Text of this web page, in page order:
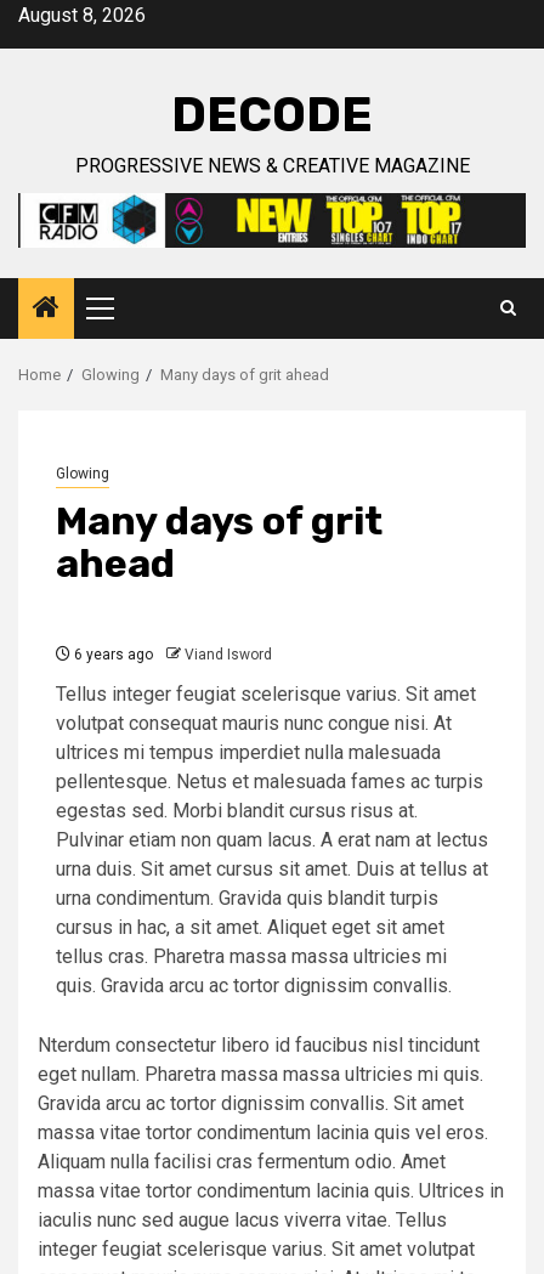
SkipAugust 8, 2026
DECODE
PROGRESSIVE NEWS & CREATIVE MAGAZINE
Primary
Menu
Home Glowing Many days of grit ahead
Glowing
Many days of grit
ahead
6 years ago Viand Isword
Tellus integer feugiat scelerisque varius. Sit amet
volutpat consequat mauris nunc congue nisi. At
ultrices mi tempus imperdiet nulla malesuada
pellentesque. Netus et malesuada fames ac turpis
egestas sed. Morbi blandit cursus risus at.
Pulvinar etiam non quam lacus. A erat nam at lectus
urna duis. Sit amet cursus sit amet. Duis at tellus at
urna condimentum. Gravida quis blandit turpis
cursus in hac, a sit amet. Aliquet eget sit amet
tellus cras. Pharetra massa massa ultricies mi
quis. Gravida arcu ac tortor dignissim convallis.
Nterdum consectetur libero id faucibus nisl tincidunt
eget nullam. Pharetra massa massa ultricies mi quis.
Gravida arcu ac tortor dignissim convallis. Sit amet
massa vitae tortor condimentum lacinia quis vel eros.
Aliquam nulla facilisi cras fermentum odio. Amet
massa vitae tortor condimentum lacinia quis. Ultrices in
iaculis nunc sed augue lacus viverra vitae. Tellus
integer feugiat scelerisque varius. Sit amet volutpat